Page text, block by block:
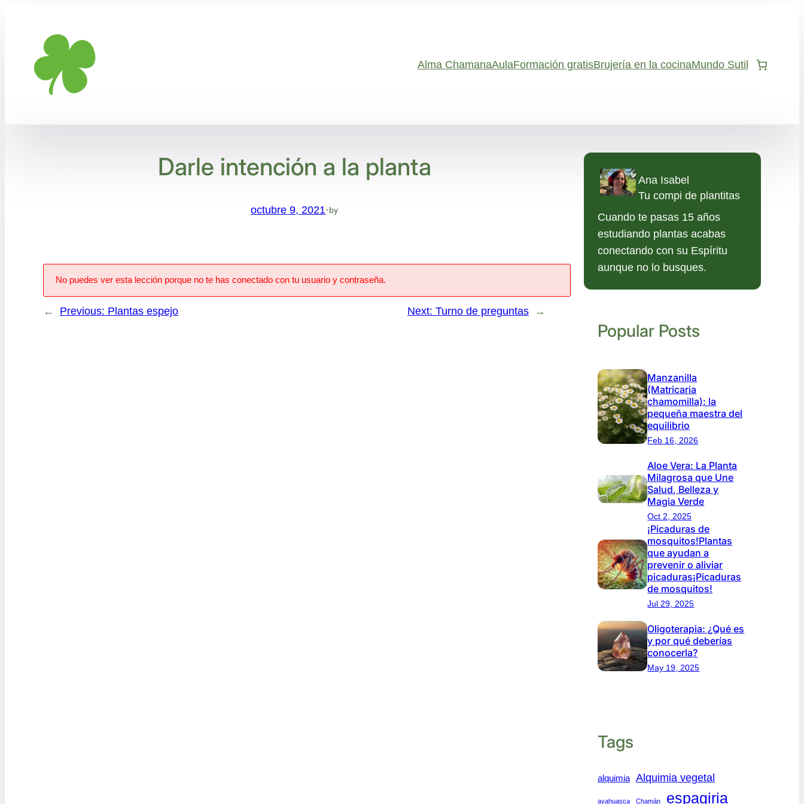
contenido
Alma ChamanaAulaFormación gratisBrujería en la cocinaMundo Sutil
Darle intención a la planta
octubre 9, 2021·by
No puedes ver esta lección porque no te has conectado con tu usuario y contraseña.
← Previous: Plantas espejo Next: Turno de preguntas →
Ana Isabel
Tu compi de plantitas
Cuando te pasas 15 años
estudiando plantas acabas
conectando con su Espíritu
aunque no lo busques.
Popular Posts
Manzanilla
(Matricaria
chamomilla): la
pequeña maestra del
equilibrio
Feb 16, 2026
Aloe Vera: La Planta
Milagrosa que Une
Salud, Belleza y
Magia Verde
Oct 2, 2025
¡Picaduras de
mosquitos!Plantas
que ayudan a
prevenir o aliviar
picaduras¡Picaduras
de mosquitos!
Jul 29, 2025
Oligoterapia: ¿Qué es
y por qué deberías
conocerla?
May 19, 2025
Tags
alquimia Alquimia vegetal
ayahuasca Chamán espagiria